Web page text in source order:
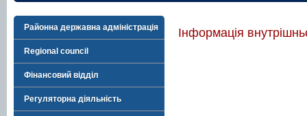
Районна державна адміністрація
Regional council
Фінансовий відділ
Регуляторна діяльність
Інформація